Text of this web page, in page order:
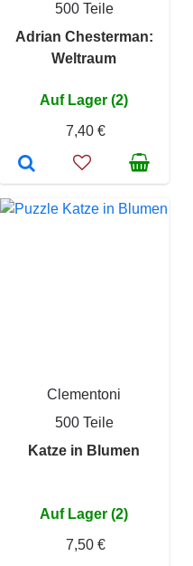
500 Teile
Adrian Chesterman:
Weltraum
Auf Lager (2)
7,40 €
Clementoni
500 Teile
Katze in Blumen
Auf Lager (2)
7,50 €